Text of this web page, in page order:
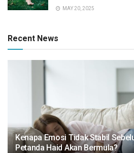
MAY 20, 2025
Recent News
Kenapa Emosi Tidak Stabil
Petanda Haid Akan Bermula?